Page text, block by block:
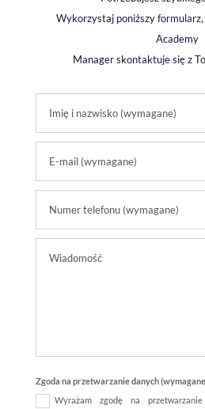
Wykorzystaj poniższy
Academy
Manager skontaktuje się z
Zgoda na przetwarzanie danych
Wyrażam zgodę na